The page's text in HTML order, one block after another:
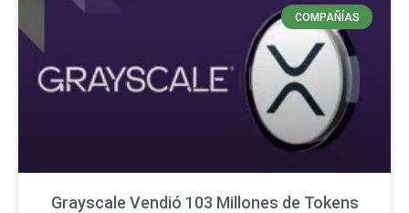
COMPAÑÍAS
Grayscale Vendió 103 Millones de Tokens